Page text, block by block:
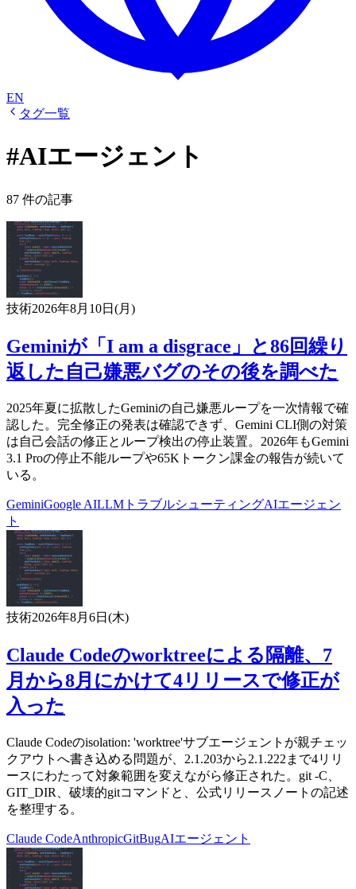
EN
タグ一覧
#AIエージェント
87 件の記事
技術2026年8月10日(月)
Geminiが「I am a disgrace」と86回繰り
返した自己嫌悪バグのその後を調べた
2025年夏に拡散したGeminiの自己嫌悪ループを一次情報で確
認した。完全修正の発表は確認できず、Gemini CLI側の対策
は自己会話の修正とループ検出の停止装置。2026年もGemini
3.1 Proの停止不能ループや65Kトークン課金の報告が続いて
いる。
GeminiGoogle AILLM トラブルシューティングAIエージェン
ト
技術2026年8月6日(木)
Claude Codeのworktreeによる隔離、7
月から8月にかけて4リリースで修正が
入った
Claude Codeのisolation: 'worktree'サブエージェントが親チェッ
クアウトへ書き込める問題が、2.1.203から2.1.222まで4リリ
ースにわたって対象範囲を変えながら修正された。git -C、
GIT_DIR、破壊的gitコマンドと、公式リリースノートの記述
を整理する。
Claude CodeAnthropicGitBugAIエージェント